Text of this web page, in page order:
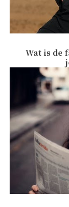
Wat is de